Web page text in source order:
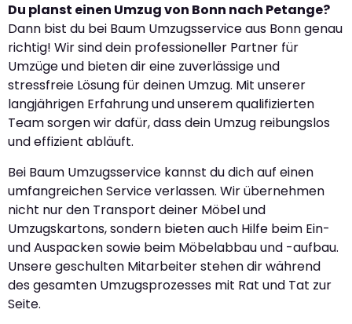
Du planst einen Umzug von Bonn nach Petange?
Dann bist du bei Baum Umzugsservice aus Bonn genau
richtig! Wir sind dein professioneller Partner für
Umzüge und bieten dir eine zuverlässige und
stressfreie Lösung für deinen Umzug. Mit unserer
langjährigen Erfahrung und unserem qualifizierten
Team sorgen wir dafür, dass dein Umzug reibungslos
und effizient abläuft.
Bei Baum Umzugsservice kannst du dich auf einen
umfangreichen Service verlassen. Wir übernehmen
nicht nur den Transport deiner Möbel und
Umzugskartons, sondern bieten auch Hilfe beim Ein-
und Auspacken sowie beim Möbelabbau und -aufbau.
Unsere geschulten Mitarbeiter stehen dir während
des gesamten Umzugsprozesses mit Rat und Tat zur
Seite.